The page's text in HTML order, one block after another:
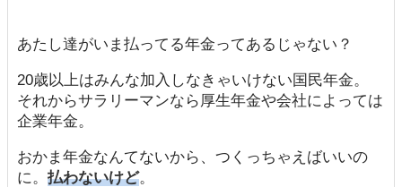
あたし達がいま払ってる年金ってあるじゃない？
20歳以上はみんな加入しなきゃいけない国民年金。
それからサラリーマンなら厚生年金や会社によっては
企業年金。
おかま年金なんてないから、つくっちゃえばいいの
に。 払わないけど。